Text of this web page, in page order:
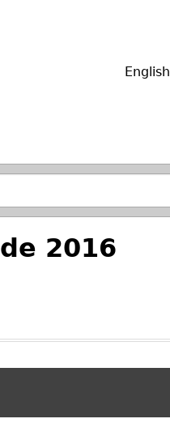
English
2016